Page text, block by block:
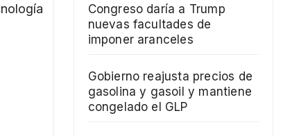
Congreso daría a Trump
nuevas facultades de
imponer aranceles
Gobierno reajusta precios de
gasolina y gasoil y mantiene
congelado el GLP